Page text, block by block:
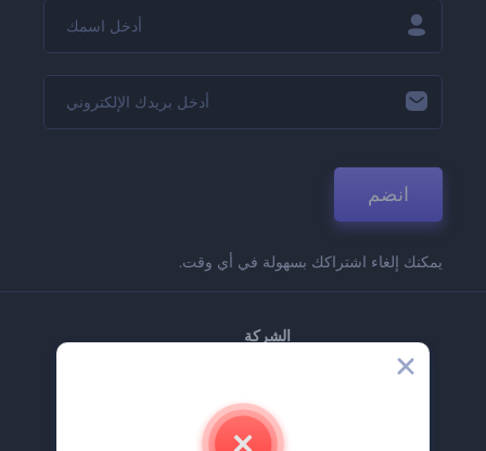
انضم
يمكنك إلغاء اشتراكك بسهولة في أي وقت.
الشركة
اتصل بنا
وظائف